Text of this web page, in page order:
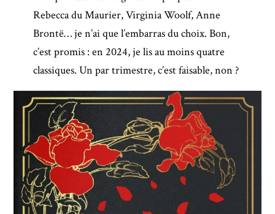
Rebecca du Maurier, Virginia Woolf, Anne
Brontë… je n’ai que l’embarras du choix. Bon,
c’est promis : en 2024, je lis au moins quatre
classiques. Un par trimestre, c’est faisable, non ?